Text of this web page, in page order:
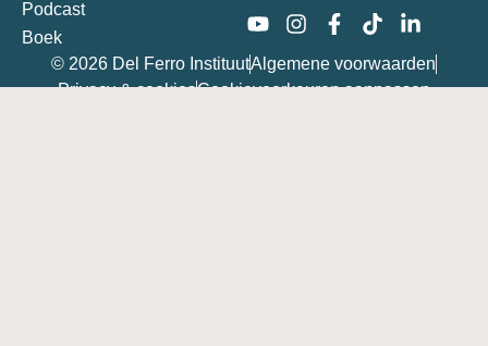
Podcast
Boek
© 2026 Del Ferro InstituutAlgemene voorwaarden
Privacy & cookiesCookievoorkeuren aanpassen